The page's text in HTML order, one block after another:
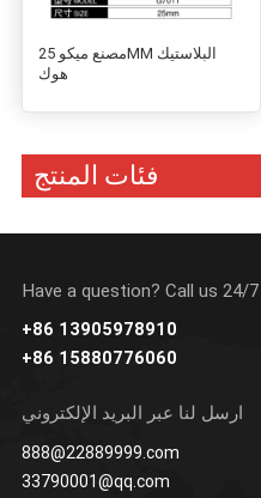
مصنع ميكو 25MM البلاستيك
هوك
فئات المنتج
Have a question? Call us 24/7
+86 13905978910
+86 15880776060
ارسل لنا عبر البريد الإلكتروني
888@22889999.com
33790001@qq.com